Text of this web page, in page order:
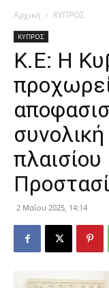
Αρχική ΚΥΠΡΟΣ
ΚΥΠΡΟΣ
Κ.Ε: Η
πλαισίου
2 Μαΐου 2025, 14:14